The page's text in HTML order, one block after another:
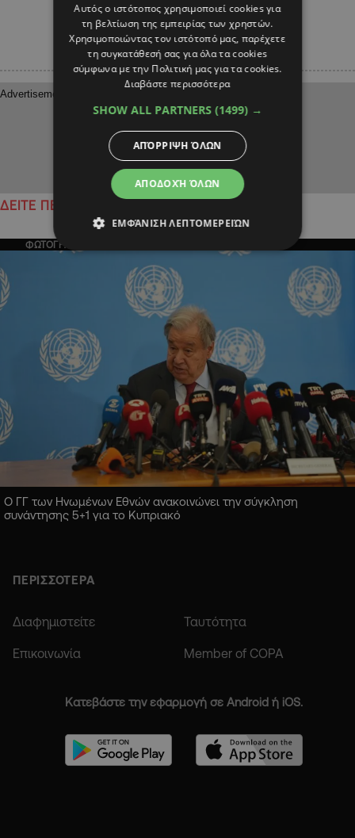
ΔΕΙΤΕ ΠΕΡΙΣΣΟΤΕΡΑ
ΦΩΤΟΓΡΑΦΙΑ ΤΗΣ ΗΜΕΡΑΣ
Ο ΓΓ των Ηνωμένων Εθνών ανακοινώνει την σύγκληση
συνάντησης 5+1 για το Κυπριακό
ΠΕΡΙΣΣΟΤΕΡΑ
Διαφημιστείτε Ταυτότητα
Επικοινωνία Member of COPA
Κατεβάστε την εφαρμογή σε Android ή iOS.
Αυτός ο ιστότοπος χρησιμοποιεί cookies για
τη βελτίωση της εμπειρίας των χρηστών.
Χρησιμοποιώντας τον ιστότοπό μας, παρέχετε
τη συγκατάθεσή σας για όλα τα cookies
σύμφωνα με την Πολιτική μας για τα cookies.
Διαβάστε περισσότερα
SHOW ALL PARTNERS (1499) →
ΑΠΟΔΟΧΉ ΌΛΩΝ
ΑΠΌΡΡΙΨΗ ΌΛΩΝ
ΕΜΦΆΝΙΣΗ ΛΕΠΤΟΜΕΡΕΙΏΝ